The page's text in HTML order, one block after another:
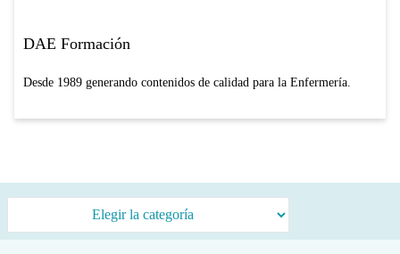
DAE Formación
Desde 1989 generando contenidos de calidad para la Enfermería.